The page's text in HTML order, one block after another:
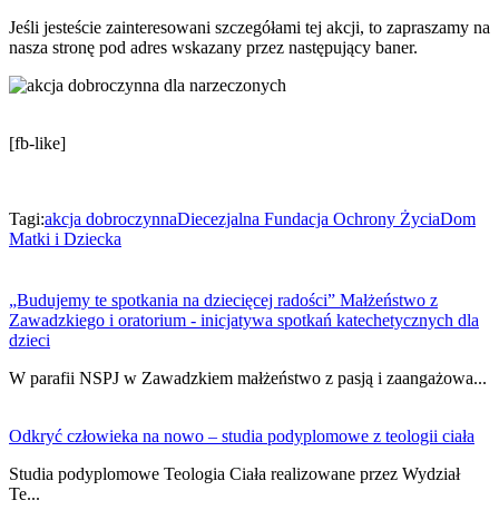
Jeśli jesteście zainteresowani szczegółami tej akcji, to zapraszamy na
nasza stronę pod adres wskazany przez następujący baner.
[fb-like]
Tagi:akcja dobroczynnaDiecezjalna Fundacja Ochrony ŻyciaDom
Matki i Dziecka
„Budujemy te spotkania na dziecięcej radości” Małżeństwo z
Zawadzkiego i oratorium - inicjatywa spotkań katechetycznych dla
dzieci
W parafii NSPJ w Zawadzkiem małżeństwo z pasją i zaangażowa...
Odkryć człowieka na nowo – studia podyplomowe z teologii ciała
Studia podyplomowe Teologia Ciała realizowane przez Wydział
Te...